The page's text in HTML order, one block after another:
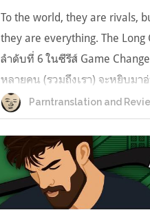
To the world, they are rivals,
they are everything. The Long
ลำดับที่ 6 ในซีรีส์ Game
หลายคน (รวมถึงเรา) จะหยิบมา
2หลังจากอ่าน Heated Rivalry ม
The Long Game เล่ม Long
ประมาณ2 ปีหลังจาก HR จะดำเนิ
Parntranslation and